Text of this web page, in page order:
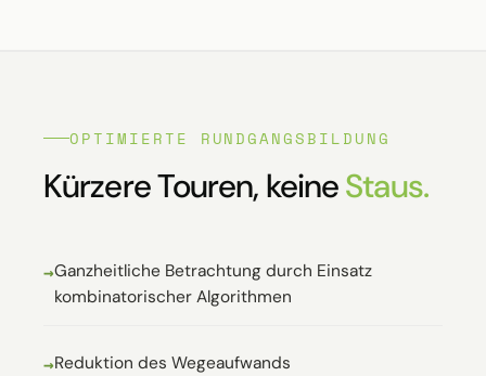
OPTIMIERTE RUNDGANGSBILDUNG
Kürzere Touren, keineStaus.
Ganzheitliche Betrachtung durch Einsatz
kombinatorischer Algorithmen
Reduktion des Wegeaufwands